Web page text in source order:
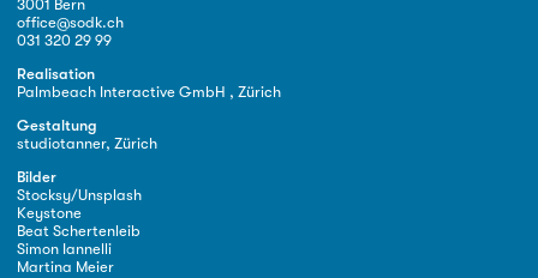
3001 Bern
office@sodk.ch
031 320 29 99
Realisation
Palmbeach Interactive GmbH , Zürich
Gestaltung
studiotanner, Zürich
Bilder
Stocksy/Unsplash
Keystone
Beat Schertenleib
Simon Iannelli
Martina Meier